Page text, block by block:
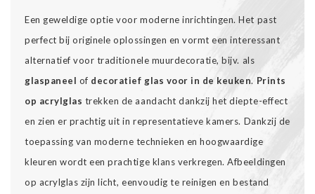
Een geweldige optie voor moderne inrichtingen. Het past
perfect bij originele oplossingen en vormt een interessant
alternatief voor traditionele muurdecoratie, bijv. als
glaspaneel of decoratief glas voor in de keuken. Prints
op acrylglas trekken de aandacht dankzij het diepte-effect
en zien er prachtig uit in representatieve kamers. Dankzij de
toepassing van moderne technieken en hoogwaardige
kleuren wordt een prachtige klans verkregen. Afbeeldingen
op acrylglas zijn licht, eenvoudig te reinigen en bestand